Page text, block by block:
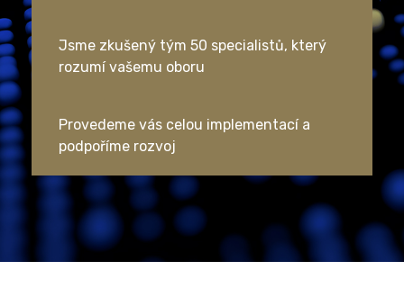
Jsme zkušený tým 50 specialistů, který
rozumí vašemu oboru
Provedeme vás celou implementací a
podpoříme rozvoj